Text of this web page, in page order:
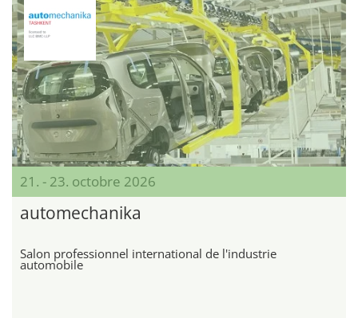
21. - 23. octobre 2026
automechanika
Salon professionnel international de l'industrie
automobile